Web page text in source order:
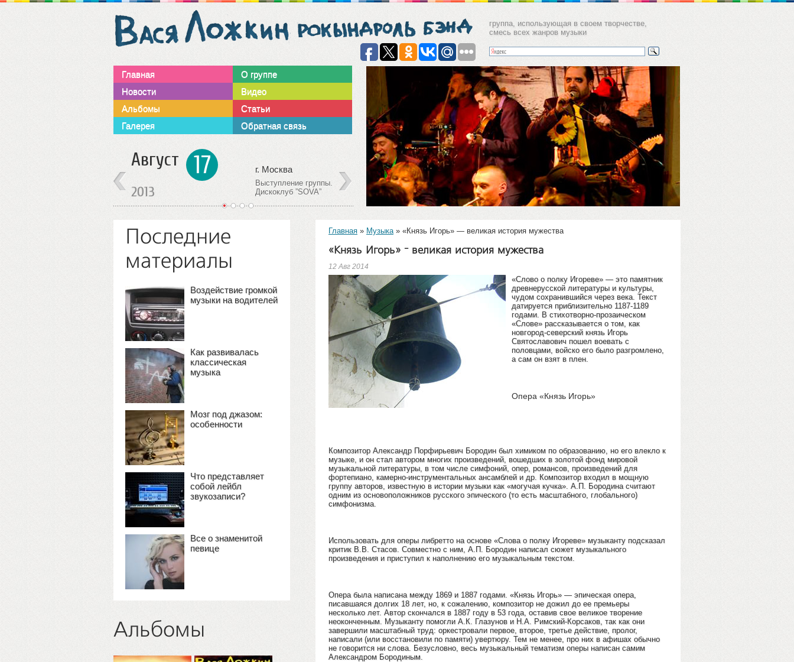
группа, использующая в своем творчестве,
смесь всех жанров музыки
Главная
Новости
Альбомы
Галерея
О группе
Видео
Статьи
Обратная связь
Октябрь 15
2013
г. Москва
Столешников пер. 11,
стр.1, Клуб Gogol'
Декабрь 09
2013
г. Москва
Столешников пер. 11,
стр.1, Клуб Gogol'
Последние
материалы
Воздействие громкой
музыки на водителей
Как развивалась
классическая
музыка
Мозг под джазом:
особенности
Что представляет
собой лейбл
звукозаписи?
Все о знаменитой
певице
Альбомы
Главная » Музыка» «Князь Игорь» — великая история мужества
«Князь Игорь» — великая история мужества
12 Авг 2014
«Слово о полку Игореве» — это памятник
древнерусской литературы и культуры,
чудом сохранившийся через века. Текст
датируется приблизительно 1187-1189
годами. В стихотворно-прозаическом
«Слове» рассказывается о том, как
новгород-северский князь Игорь
Святославович пошел воевать с
половцами, войско его было разгромлено,
а сам он взят в плен.
Опера «Князь Игорь»
Композитор Александр Порфирьевич Бородин был химиком по образованию, но его влекло к
музыке, и он стал автором многих произведений, вошедших в золотой фонд мировой
музыкальной литературы, в том числе симфоний, опер, романсов, произведений для
фортепиано, камерно-инструментальных ансамблей и др. Композитор входил в мощную
группу авторов, известную в истории музыки как «могучая кучка». А.П. Бородина считают
одним из основоположников русского эпического (то есть масштабного, глобального)
симфонизма.
Использовать для оперы либретто на основе «Слова о полку Игореве» музыканту подсказал
критик В.В. Стасов. Совместно с ним, А.П. Бородин написал сюжет музыкального
произведения и приступил к наполнению его музыкальным текстом.
Опера была написана между 1869 и 1887 годами. «Князь Игорь» — эпическая опера,
писавшаяся долгих 18 лет, но, к сожалению, композитор не дожил до ее премьеры
несколько лет. Автор скончался в 1887 году в 53 года, оставив свое великое творение
неоконченным. Музыканту помогли А.К. Глазунов и Н.А. Римский-Корсаков, так как они
завершили масштабный труд: оркестровали первое, второе, третье действие, пролог,
написали (или восстановили по памяти) увертюру. Тем не менее, про них в афишах обычно
не говорится ни слова. Безусловно, весь музыкальный тематизм оперы написан самим
Александром Бородиным.